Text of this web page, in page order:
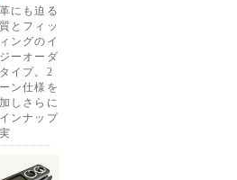
にも迫る
とフィッ
ングのイ
ーオーダ
イプ。2
ーン仕様を
しさらに
ンナップ